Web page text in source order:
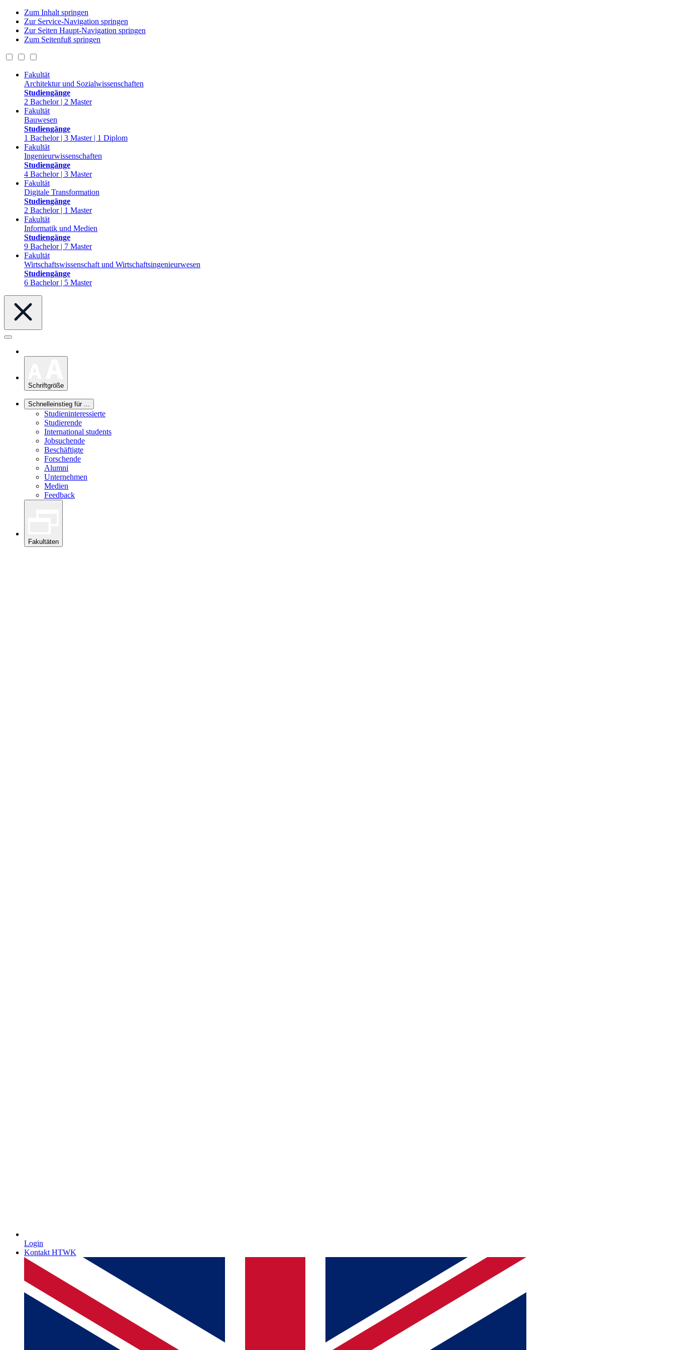
Zum Inhalt springen
Zur Service-Navigation springen
Zur Seiten Haupt-Navigation springen
Zum Seitenfuß springen
Fakultät
Architektur und Sozialwissenschaften
Studiengänge
2 Bachelor | 2 Master
Fakultät
Bauwesen
Studiengänge
1 Bachelor | 3 Master | 1 Diplom
Fakultät
Ingenieurwissenschaften
Studiengänge
4 Bachelor | 3 Master
Fakultät
Digitale Transformation
Studiengänge
2 Bachelor | 1 Master
Fakultät
Informatik und Medien
Studiengänge
9 Bachelor | 7 Master
Fakultät
Wirtschaftswissenschaft und Wirtschaftsingenieurwesen
Studiengänge
6 Bachelor | 5 Master
Schriftgröße
Schnelleinstieg für ...
Studieninteressierte
Studierende
International students
Jobsuchende
Beschäftigte
Forschende
Alumni
Unternehmen
Medien
Feedback
Fakultäten
Login
Kontakt HTWK